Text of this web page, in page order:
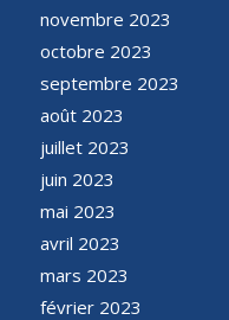
novembre 2023
octobre 2023
septembre 2023
août 2023
juillet 2023
juin 2023
mai 2023
avril 2023
mars 2023
février 2023